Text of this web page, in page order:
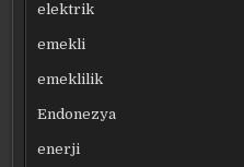
elektrik
emekli
emeklilik
Endonezya
enerji